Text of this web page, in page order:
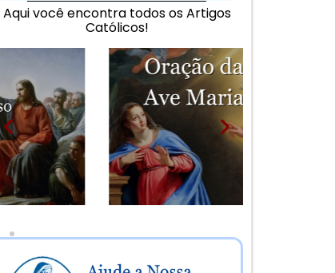
Aqui você encontra todos os Artigos
Católicos!